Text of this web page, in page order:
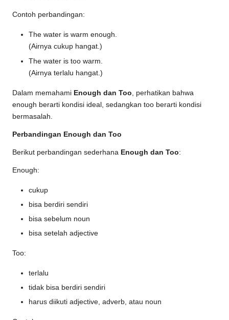
Contoh perbandingan:
The water is warm enough.
(Airnya cukup hangat.)
The water is too warm.
(Airnya terlalu hangat.)
Dalam memahami Enough dan Too , perhatikan bahwa
enough berarti kondisi ideal, sedangkan too berarti kondisi
bermasalah.
Perbandingan Enough dan Too
Berikut perbandingan sederhana Enough dan Too:
Enough:
cukup
bisa berdiri sendiri
bisa sebelum noun
bisa setelah adjective
Too:
terlalu
tidak bisa berdiri sendiri
harus diikuti adjective, adverb, atau noun